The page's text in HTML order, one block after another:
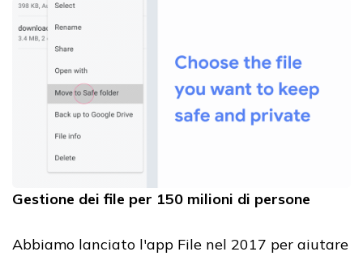
Gestione dei file per 150 milioni di persone
Abbiamo lanciato l'app File nel 2017 per aiutare